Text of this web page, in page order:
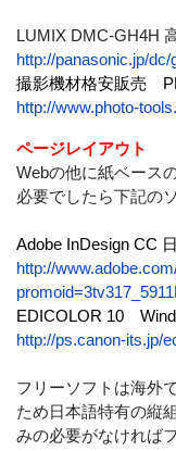
LUMIX DMC-GH4H
http://panasonic.jp/
撮影機材格安販売
http://www.photo-
ページレイアウト
Webの他に紙ベース
必要でしたら下記の
Adobe InDesign CC
http://
EDICOLOR 10
http://ps.canon-its.jp/
フリーソフトは海外
ため日本語特有の縦
みの必要がなければ